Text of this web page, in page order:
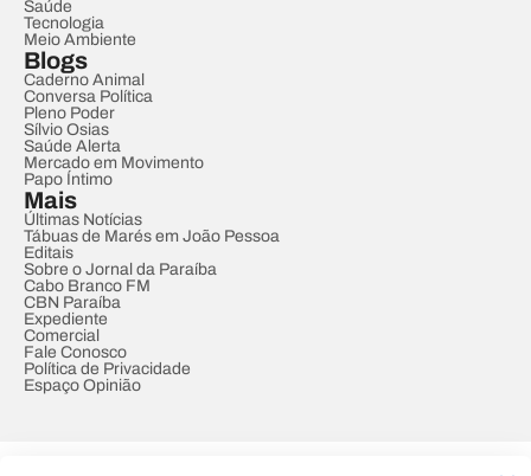
Saúde
Tecnologia
Meio Ambiente
Blogs
Caderno Animal
Conversa Política
Pleno Poder
Sílvio Osias
Saúde Alerta
Mercado em Movimento
Papo Íntimo
Mais
Últimas Notícias
Tábuas de Marés em João Pessoa
Editais
Sobre o Jornal da Paraíba
Cabo Branco FM
CBN Paraíba
Expediente
Comercial
Fale Conosco
Política de Privacidade
Espaço Opinião